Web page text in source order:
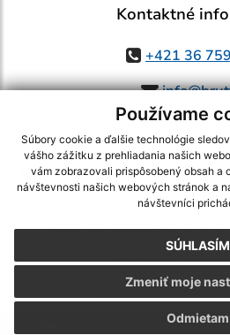
Používame
Súbory cookie a ďalšie technológie
vášho zážitku z prehliadania našich
vám zobrazovali prispôsobený obsah a
návštevnosti našich webových stránok a
návštevníci
SÚHLASÍM
Odmietam
Zmeniť moje
Kontaktné
+421 36
využite možnosť získavania
CMS systém (redakčný) systém
webex.digital, s.r.o.,
Posledná aktualizácia:
Vytlačiť stránku|